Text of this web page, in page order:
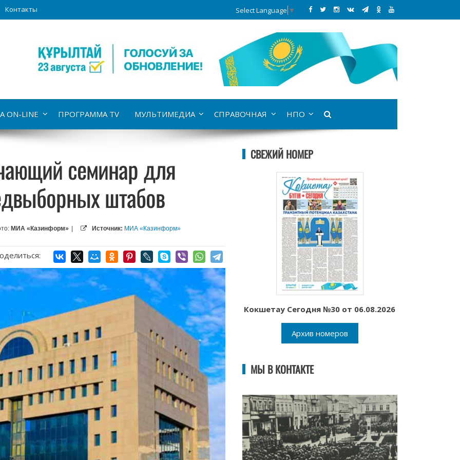
Контакты Select Language ▼
ON-LINE ПРОГРАММА TV МУЛЬТИМЕДИА СПРАВОЧНАЯ НПО
семинар для
штабов
МИА «Казинформ» | Источник: МИА «Казинформ»
СВЕЖИЙ НОМЕР
Кокшетау Сегодня №30 от 06.08.2026
Архив номеров
МЫ В КОНТАКТЕ